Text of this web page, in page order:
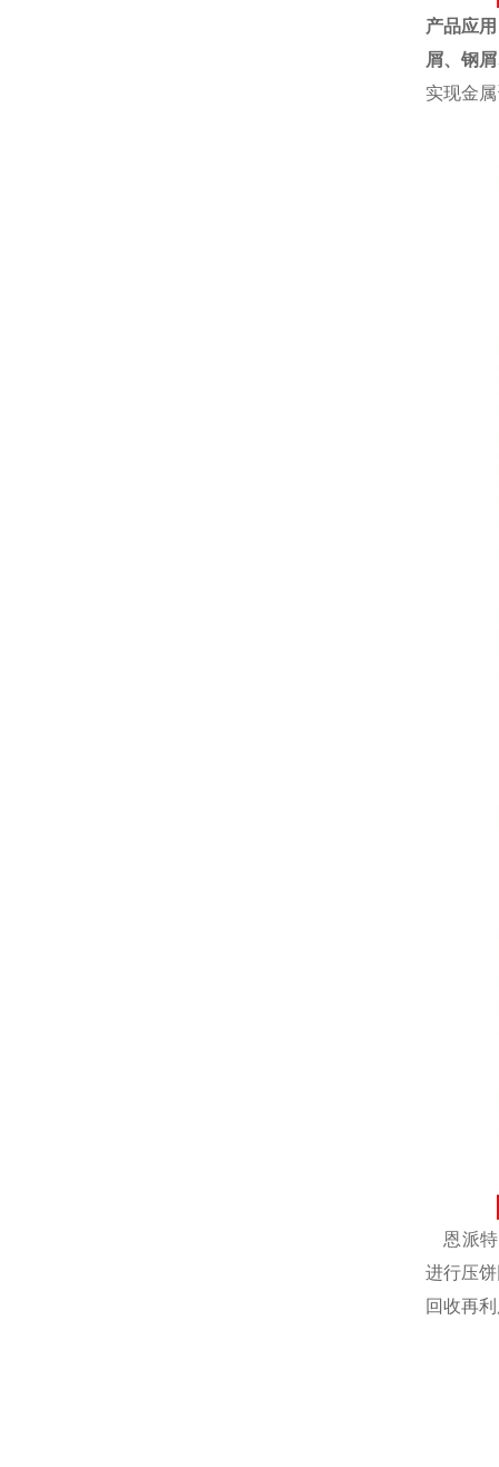
产品应
屑、钢
实现金
恩派特
进行压
回收再